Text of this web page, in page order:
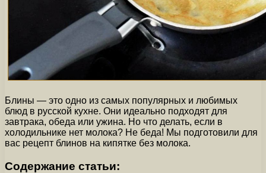
Блины — это одно из самых популярных и любимых
блюд в русской кухне. Они идеально подходят для
завтрака, обеда или ужина. Но что делать, если в
холодильнике нет молока? Не беда! Мы подготовили для
вас рецепт блинов на кипятке без молока.
Содержание статьи: